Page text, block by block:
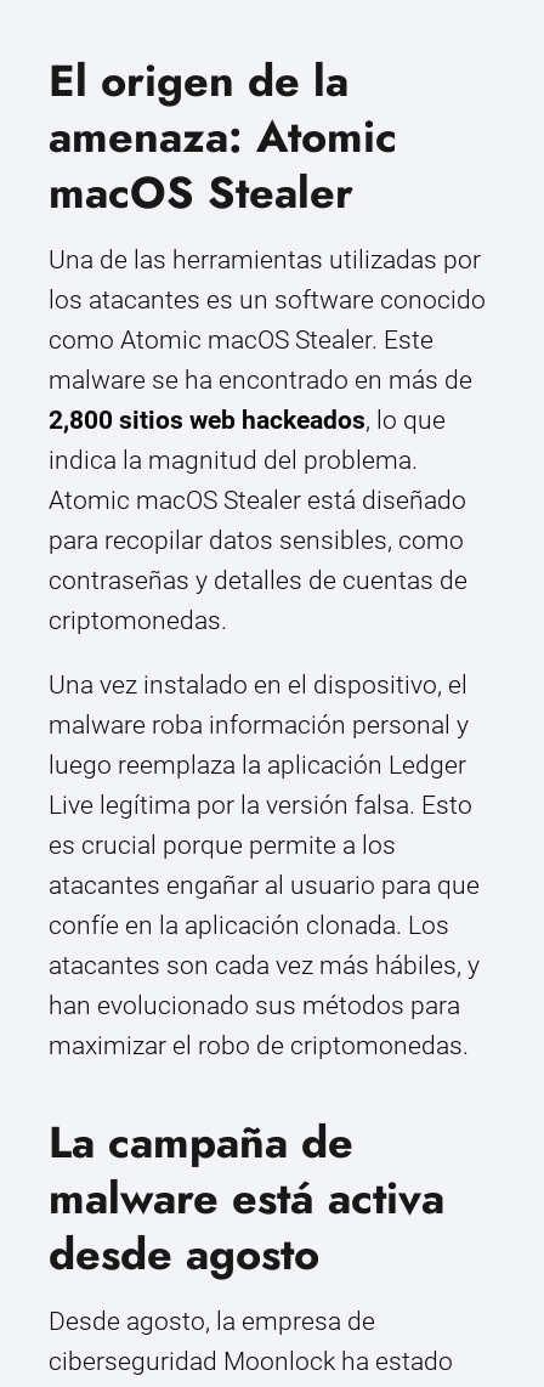
El origen de la
amenaza: Atomic
macOS Stealer
Una de las herramientas utilizadas por
los atacantes es un software conocido
como Atomic macOS Stealer. Este
malware se ha encontrado en más de
2,800 sitios web hackeados, lo que
indica la magnitud del problema.
Atomic macOS Stealer está diseñado
para recopilar datos sensibles, como
contraseñas y detalles de cuentas de
criptomonedas.
Una vez instalado en el dispositivo, el
malware roba información personal y
luego reemplaza la aplicación Ledger
Live legítima por la versión falsa. Esto
es crucial porque permite a los
atacantes engañar al usuario para que
confíe en la aplicación clonada. Los
atacantes son cada vez más hábiles, y
han evolucionado sus métodos para
maximizar el robo de criptomonedas.
La campaña de
malware está activa
desde agosto
Desde agosto, la empresa de
ciberseguridad Moonlock ha estado